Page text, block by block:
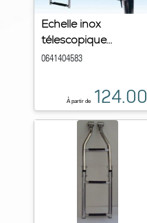
Echelle inox
télescopique...
0641404583
À partir de 124.00